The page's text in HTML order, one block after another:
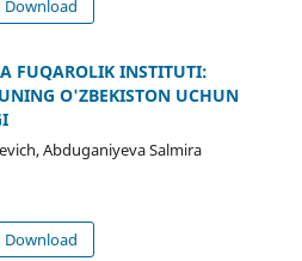
FUQAROLIK INSTITUTI:
O'ZBEKISTON UCHUN
Abduganiyeva Salmira